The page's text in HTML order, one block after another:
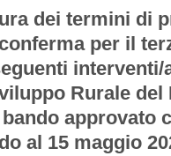
dei termini di
per il
Rurale del
approvato
al 15 maggio